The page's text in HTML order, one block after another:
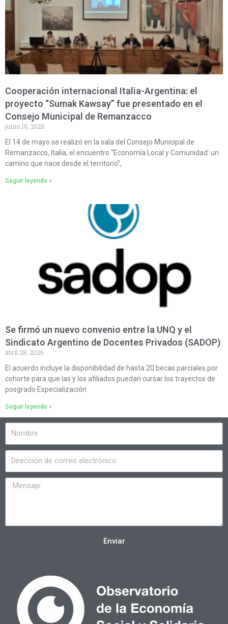
Cooperación internacional Italia-Argentina: el
proyecto “Sumak Kawsay” fue presentado en el
Consejo Municipal de Remanzacco
junio 10, 2026
El 14 de mayo se realizó en la sala del Consejo Municipal de
Remanzacco, Italia, el encuentro “Economía Local y Comunidad: un
camino que nace desde el territorio”,
Seguir leyendo »
Se firmó un nuevo convenio entre la UNQ y el
Sindicato Argentino de Docentes Privados (SADOP)
abril 28, 2026
El acuerdo incluye la disponibilidad de hasta 20 becas parciales por
cohorte para que las y los afiliados puedan cursar los trayectos de
posgrado Especialización
Seguir leyendo »
Enviar